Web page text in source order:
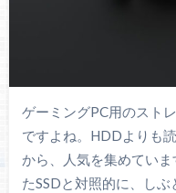
ゲーミングPC用のスト
ですよね。HDDよりも
から、人気を集めてい
たSSDと対照的に、し